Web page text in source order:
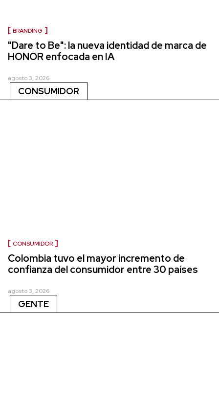
BRANDING
"Dare to Be": la nueva identidad de marca de
HONOR enfocada en IA
agosto 3, 2026
CONSUMIDOR
CONSUMIDOR
Colombia tuvo el mayor incremento de
confianza del consumidor entre 30 países
agosto 3, 2026
GENTE